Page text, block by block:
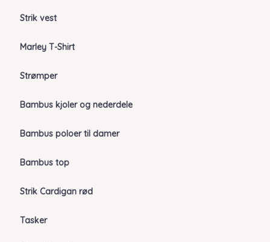
Strik vest
Marley T-Shirt
Strømper
Bambus kjoler og nederdele
Bambus poloer til damer
Bambus top
Strik Cardigan rød
Tasker